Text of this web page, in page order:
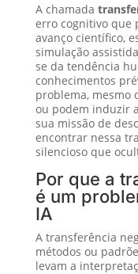
A chamada
erro cognitivo que
avanço científico,
simulação
se da tendência
conhecimentos
problema, mesmo
ou podem induzir
sua missão de
encontrar nessa
silencioso que
Por que a
é um
IA
A transferência
métodos ou
levam a